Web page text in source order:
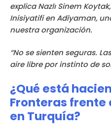
explica Nazlı Sinem
Inisiyatifi en Adiyaman,
nuestra organización.
“No se sienten seguras.
aire libre por instinto de
¿Qué está
Fronteras frente
en Turquía?